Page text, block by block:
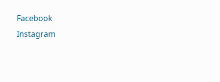
Facebook
Instagram